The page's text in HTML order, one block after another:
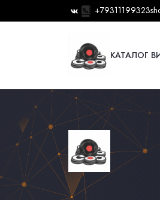
+79311199323
КАТАЛОГ